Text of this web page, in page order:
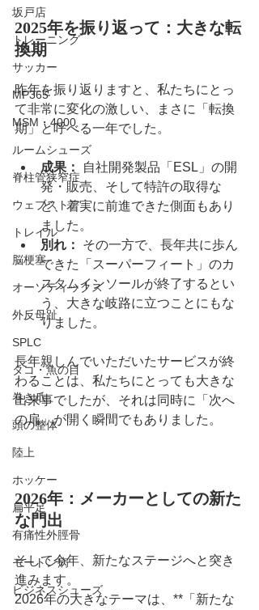
坂戸店
トレーニング
サッカー
MP365
MSM・4000
ルームシューズ
脊柱管狭窄症
ウェブストア
トレイル
脳梗塞
オーソティックス
外反母趾
SPLC
タコ・魚の目
巻き爪
頭の整体
陸上
ホッケー
扁平足
有痛性外脛骨
モートン病
ビジネスシューズ
2025年を振り返って：大きな転
換期
昨年を振り返りますと、私たちにとっ
て非常に変化の激しい、まさに「転換
期」と呼べる一年でした。
成果：
自社開発製品「ESL」の開
発・販売、そして特許の取得な
ど、着実に前進できた側面もあり
ました。
別れ：
その一方で、長年共に歩ん
できた「スーパーフィート」のカ
スタムインソールが終了するとい
う、大きな岐路に立つことにもな
りました。
長年親しんでいただいたサービスが終
わることは、私たちにとっても大きな
出来事でしたが、それは同時に「次へ
の扉」が開く瞬間でもありました。
2026年：メーカーとしての新た
な門出
そして今年、新たなステージへと突き
進みます。
2026年の大きなテーマは、**「新たな